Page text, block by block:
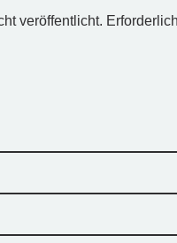
veröffentlicht.